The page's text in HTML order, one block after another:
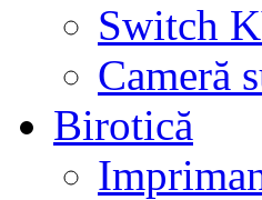
Switch
Cameră
Birotică